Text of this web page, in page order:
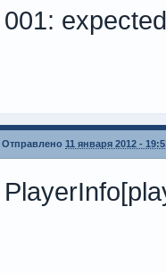
001:
Отправлено 11 января 2012 -